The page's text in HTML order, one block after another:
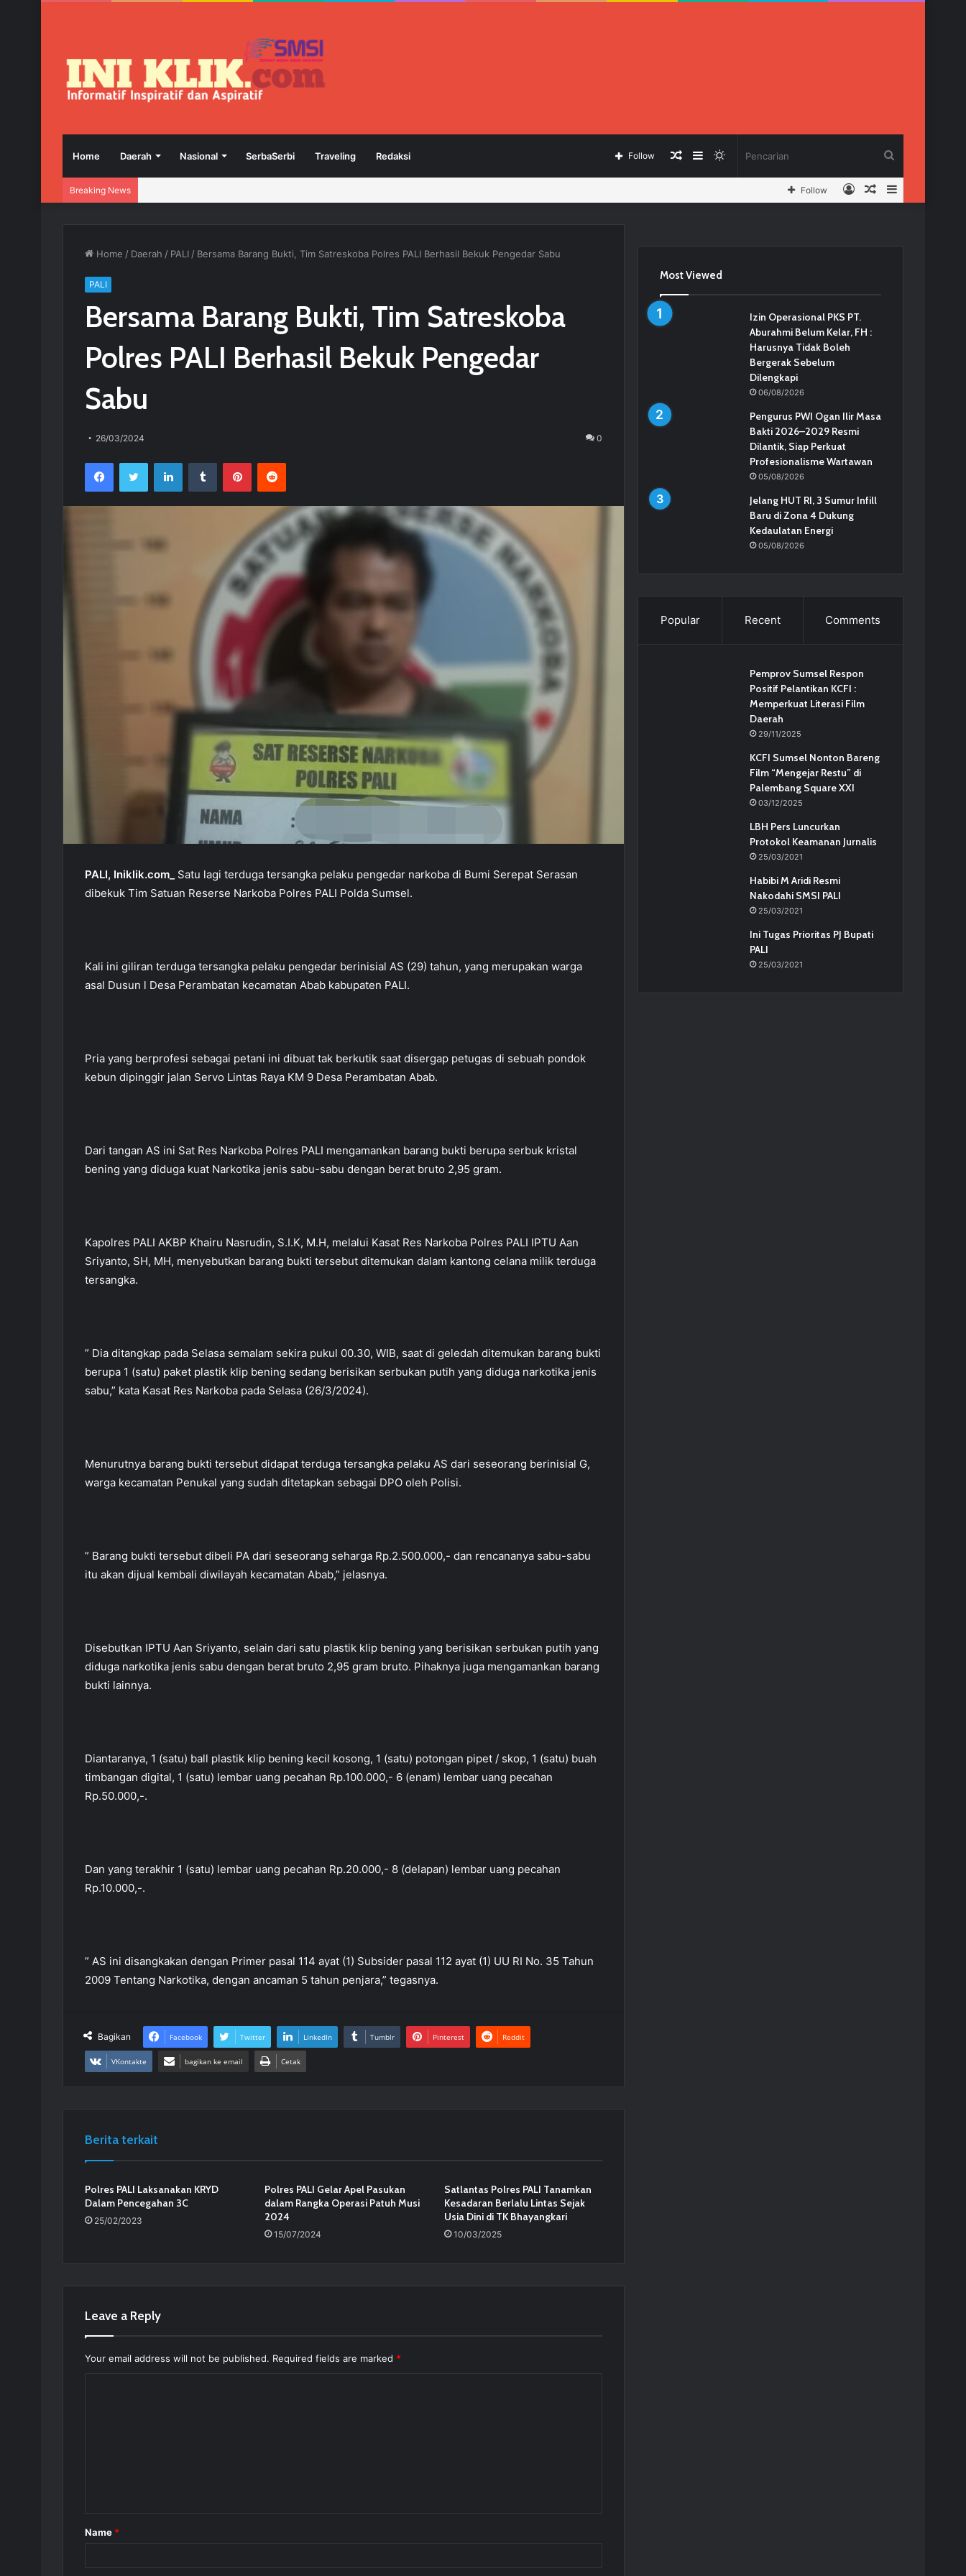
Home Daerah Nasional SerbaSerbi Traveling Redaksi Switch
Sidebar
Berita
Follow
Breaking News
Berita
Log
Follow
Home / Daerah / PALI / Bersama Barang Bukti, Tim Satreskoba Polres PALI Berhasil Bekuk Pengedar Sabu
PALI
Bersama Barang Bukti, Tim Satreskoba
Polres PALI Berhasil Bekuk Pengedar
Sabu
26/03/2024 0
PALI, Iniklik.com_
Satu lagi terduga tersangka pelaku pengedar narkoba di Bumi Serepat Serasan
dibekuk Tim Satuan Reserse Narkoba Polres PALI Polda Sumsel.
Kali ini giliran terduga tersangka pelaku pengedar berinisial AS (29) tahun, yang merupakan warga
asal Dusun l Desa Perambatan kecamatan Abab kabupaten PALI.
Pria yang berprofesi sebagai petani ini dibuat tak berkutik saat disergap petugas di sebuah pondok
kebun dipinggir jalan Servo Lintas Raya KM 9 Desa Perambatan Abab.
Dari tangan AS ini Sat Res Narkoba Polres PALI mengamankan barang bukti berupa serbuk kristal
bening yang diduga kuat Narkotika jenis sabu-sabu dengan berat bruto 2,95 gram.
Kapolres PALI AKBP Khairu Nasrudin, S.I.K, M.H, melalui Kasat Res Narkoba Polres PALI IPTU Aan
Sriyanto, SH, MH, menyebutkan barang bukti tersebut ditemukan dalam kantong celana milik terduga
tersangka.
” Dia ditangkap pada Selasa semalam sekira pukul 00.30, WIB, saat di geledah ditemukan barang bukti
berupa 1 (satu) paket plastik klip bening sedang berisikan serbukan putih yang diduga narkotika jenis
sabu,” kata Kasat Res Narkoba pada Selasa (26/3/2024).
Menurutnya barang bukti tersebut didapat terduga tersangka pelaku AS dari seseorang berinisial G,
warga kecamatan Penukal yang sudah ditetapkan sebagai DPO oleh Polisi.
” Barang bukti tersebut dibeli PA dari seseorang seharga Rp.2.500.000,- dan rencananya sabu-sabu
itu akan dijual kembali diwilayah kecamatan Abab,” jelasnya.
Disebutkan IPTU Aan Sriyanto, selain dari satu plastik klip bening yang berisikan serbukan putih yang
diduga narkotika jenis sabu dengan berat bruto 2,95 gram bruto. Pihaknya juga mengamankan barang
bukti lainnya.
Diantaranya, 1 (satu) ball plastik klip bening kecil kosong, 1 (satu) potongan pipet / skop, 1 (satu) buah
timbangan digital, 1 (satu) lembar uang pecahan Rp.100.000,- 6 (enam) lembar uang pecahan
Rp.50.000,-.
Dan yang terakhir 1 (satu) lembar uang pecahan Rp.20.000,- 8 (delapan) lembar uang pecahan
Rp.10.000,-.
” AS ini disangkakan dengan Primer pasal 114 ayat (1) Subsider pasal 112 ayat (1) UU RI No. 35 Tahun
2009 Tentang Narkotika, dengan ancaman 5 tahun penjara,” tegasnya.
Bagikan Facebook Twitter LinkedIn Tumblr Pinterest Reddit
VKontakte bagikan ke email Cetak
Berita terkait
Polres PALI Laksanakan KRYD
Dalam Pencegahan 3C
25/02/2023
Polres PALI Gelar Apel Pasukan
dalam Rangka Operasi Patuh Musi
2024
15/07/2024
Satlantas Polres PALI Tanamkan
Kesadaran Berlalu Lintas Sejak
Usia Dini di TK Bhayangkari
10/03/2025
Leave a Reply
Your email address will not be published. Required fields are marked *
*
Name *
Most Viewed
Izin Operasional PKS PT.
Aburahmi Belum Kelar, FH :
Harusnya Tidak Boleh
Bergerak Sebelum
Dilengkapi
06/08/2026
Pengurus PWI Ogan Ilir Masa
Bakti 2026–2029 Resmi
Dilantik, Siap Perkuat
Profesionalisme Wartawan
05/08/2026
Jelang HUT RI, 3 Sumur Infill
Baru di Zona 4 Dukung
Kedaulatan Energi
05/08/2026
Popular Recent Comments
Pemprov Sumsel Respon
Positif Pelantikan KCFI :
Memperkuat Literasi Film
Daerah
29/11/2025
KCFI Sumsel Nonton Bareng
Film “Mengejar Restu” di
Palembang Square XXI
03/12/2025
LBH Pers Luncurkan
Protokol Keamanan Jurnalis
25/03/2021
Habibi M Aridi Resmi
Nakodahi SMSI PALI
25/03/2021
Ini Tugas Prioritas PJ Bupati
PALI
25/03/2021